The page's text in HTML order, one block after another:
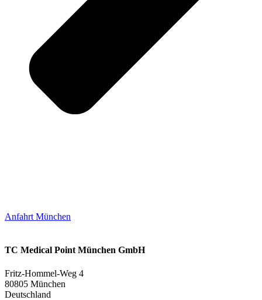
Anfahrt München
TC Medical Point München GmbH
Fritz-Hommel-Weg 4
80805 München
Deutschland